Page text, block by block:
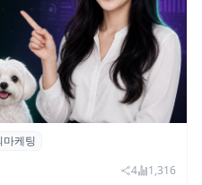
튜브·인스타 등 6개
마케팅
4 1,316